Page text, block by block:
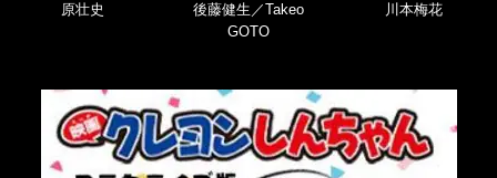
原壮史
後藤健生／Takeo
GOTO
川本梅花